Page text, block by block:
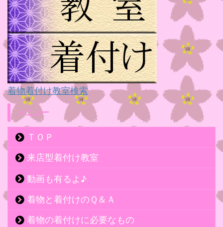
着物着付け教室検索
メニュー
ＴＯＰ
来店型着付け教室
動画も有るよ♪
着物と着付けのＱ＆Ａ
着物の着付けに必要なもの